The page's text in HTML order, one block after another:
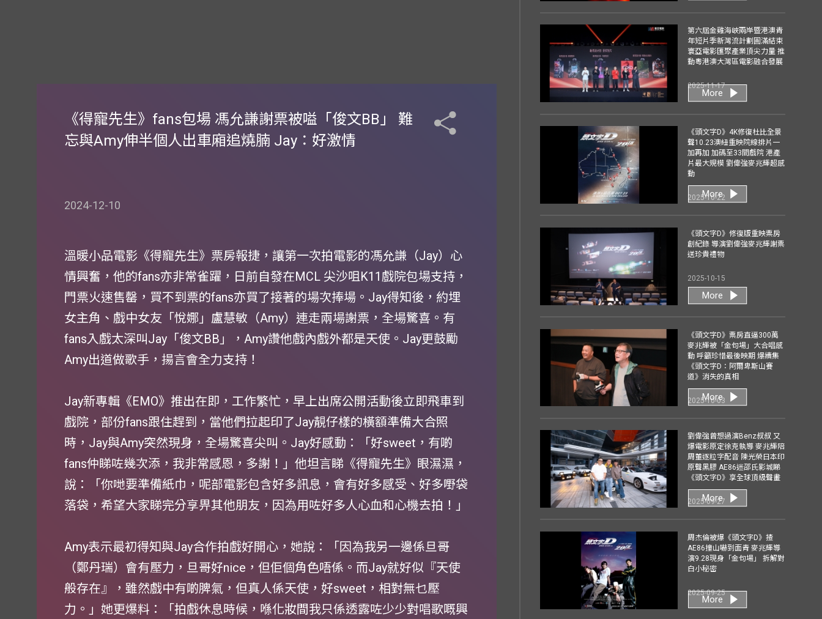
《得寵先生》fans包場 馮允謙謝票被嗌「俊文BB」 難
忘與Amy伸半個人出車廂追燒腩 Jay：好激情
2024-12-10
溫暖小品電影《得寵先生》票房報捷，讓第一次拍電影的馮允謙（Jay）心
情興奮，他的fans亦非常雀躍，日前自發在MCL 尖沙咀K11戲院包場支持，
門票火速售罄，買不到票的fans亦買了接著的場次捧場。Jay得知後，約埋
女主角、戲中女友「悅娜」盧慧敏（Amy）連走兩場謝票，全場驚喜。有
fans入戲太深叫Jay「俊文BB」，Amy讚他戲內戲外都是天使。Jay更鼓勵
Amy出道做歌手，揚言會全力支持！
Jay新專輯《EMO》推出在即，工作繁忙，早上出席公開活動後立即飛車到
戲院，部份fans跟住趕到，當他們拉起印了Jay靚仔樣的橫額準備大合照
時，Jay與Amy突然現身，全場驚喜尖叫。Jay好感動：「好sweet，有啲
fans仲睇咗幾次添，我非常感恩，多謝！」他坦言睇《得寵先生》眼濕濕，
說：「你哋要準備紙巾，呢部電影包含好多訊息，會有好多感受、好多嘢袋
落袋，希望大家睇完分享畀其他朋友，因為用咗好多人心血和心機去拍！」
Amy表示最初得知與Jay合作拍戲好開心，她說：「因為我另一邊係旦哥
（鄭丹瑞）會有壓力，旦哥好nice，但佢個角色唔係。而Jay就好似『天使
般存在』，雖然戲中有啲脾氣，但真人係天使，好sweet，相對無乜壓
力。」她更爆料：「拍戲休息時候，喺化妝間我只係透露咗少少對唱歌嘅興
第六屆金雞海峽兩岸暨港澳青
年短片季新灣流計劃圓滿結束
寰亞電影匯聚產業頂尖力量 推
動粵港澳大灣區電影融合發展
2025-11-17
More
《頭文字D》4K修復杜比全景
聲10.23澳紐重映院線排片一
加再加 加碼至33間戲院 港產
片最大規模 劉偉強麥兆輝超感
動
2025-10-22
More
《頭文字D》修復版重映票房
創紀錄 導演劉偉強麥兆輝謝票
送珍貴禮物
2025-10-15
More
《頭文字D》票房直逼300萬
麥兆輝被「金句場」大合唱感
動 呼籲珍惜最後映期 爆續集
《頭文字D：阿爾卑斯山賽
道》消失的真相
2025-10-03
More
劉偉強曾想過演Benz叔叔 又
爆電影原定徐克執導 麥兆輝陪
周董逐粒字配音 陳光榮日本印
原聲黑膠 AE86迷邵氏影城睇
《頭文字D》享全球頂級聲畫
2025-09-27
More
周杰倫被爆《頭文字D》揸
AE86撞山嚇到面青 麥兆輝導
演9.28現身「金句場」 拆解對
白小秘密
2025-09-25
More